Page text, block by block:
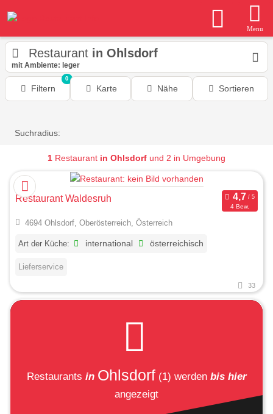
Menu
Restaurant in Ohlsdorf
mit Ambiente: leger
Filtern
0
Karte Nähe Sortieren
Suchradius:
1 Restaurant in Ohlsdorf und 2 in Umgebung
Restaurant Waldesruh
4 Bew.
4694 Ohlsdorf, Oberösterreich, Österreich
Art der Küche: international österreichisch
Lieferservice
33
Restaurants in Ohlsdorf (1) werden bis hier
angezeigt